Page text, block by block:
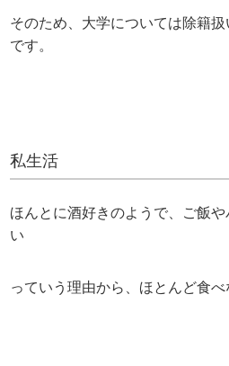
そのため、大学については除籍
です。
私生活
ほんとに酒好きのようで、ご飯
い
っていう理由から、ほとんど食べ